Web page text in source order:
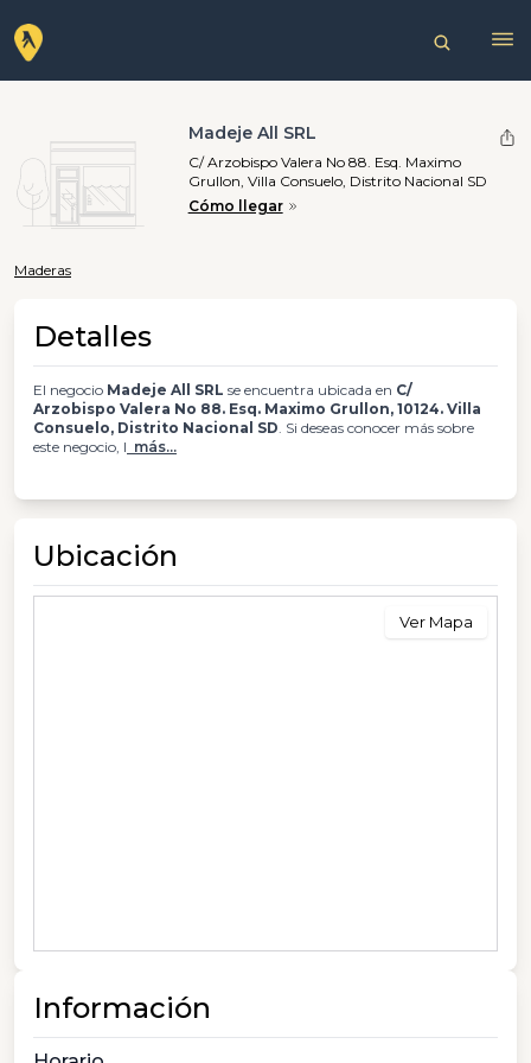
Madeje All SRL
C/ Arzobispo Valera No 88. Esq. Maximo
Grullon, Villa Consuelo, Distrito Nacional SD
Cómo llegar
Maderas
Detalles
El negocio Madeje All SRL se encuentra ubicada en C/
Arzobispo Valera No 88. Esq. Maximo Grullon, 10124. Villa
Consuelo, Distrito Nacional SD. Si deseas conocer más sobre
este negocio, l más...
Ubicación
Ver Mapa
Información